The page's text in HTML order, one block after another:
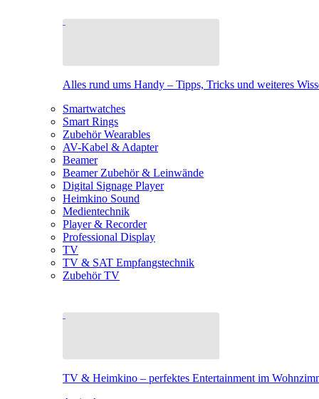
Alles rund ums Handy – Tipps, Tricks und weiteres
Smartwatches
Smart Rings
Zubehör Wearables
AV-Kabel & Adapter
Beamer
Beamer Zubehör & Leinwände
Digital Signage Player
Heimkino Sound
Medientechnik
Player & Recorder
Professional Display
TV
TV & SAT Empfangstechnik
Zubehör TV
TV & Heimkino – perfektes Entertainment im